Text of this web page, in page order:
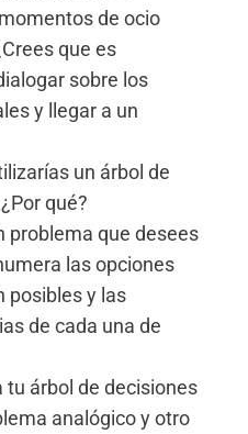
de ocio
que es
sobre los
y llegar a un
un árbol de
qué?
problema que desees
las opciones
posibles y las
de cada una de
tu árbol de decisiones
analógico y otro